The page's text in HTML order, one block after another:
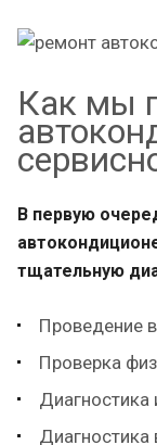
Как мы
В первую
тщательную
Проведение
Проверка
Диагностика
Диагностика